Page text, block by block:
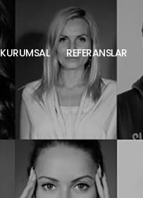
KURUMSAL REFERANSLAR